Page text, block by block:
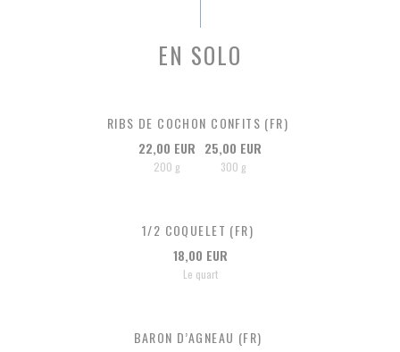
EN SOLO
RIBS DE COCHON CONFITS (FR)
22,00 EUR
200 g
25,00 EUR
300 g
1/2 COQUELET (FR)
18,00 EUR
Le quart
BARON D’AGNEAU (FR)